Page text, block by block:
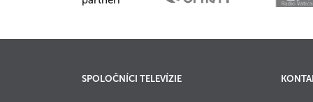
SPOLOČNÍCI TELEVÍZIE